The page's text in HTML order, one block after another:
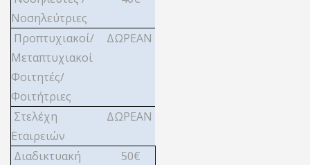
Νοσηλεύτριες
Προπτυχιακοί/
Μεταπτυχιακοί
Φοιτητές/
Φοιτήτριες
ΔΩΡΕΑΝ
Στελέχη
Εταιρειών
ΔΩΡΕΑΝ
Διαδικτυακή
50€